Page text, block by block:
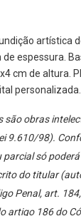
artística
espessura.
cm de altura.
personalizada.
são obras
9.610/98).
só
do titular
Penal, art.
artigo 186 do